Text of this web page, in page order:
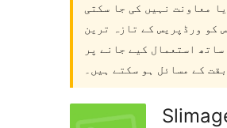
معاونت نہیں کی جا سکتی
کو ورڈپریس کے تازہ ترین
ساتھ استعمال کیے جانے پر
کے مسائل ہو سکتے ہیں۔